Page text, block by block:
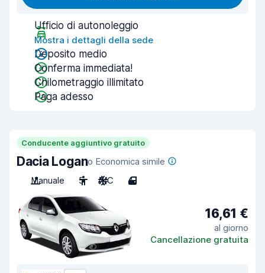
Ufficio di autonoleggio
Mostra i dettagli della sede
Deposito medio
Conferma immediata!
Chilometraggio illimitato
Paga adesso
Conducente aggiuntivo gratuito
Dacia Logano Economica simile
Manuale
5 A/C 4
16,61 €
al giorno
Cancellazione gratuita